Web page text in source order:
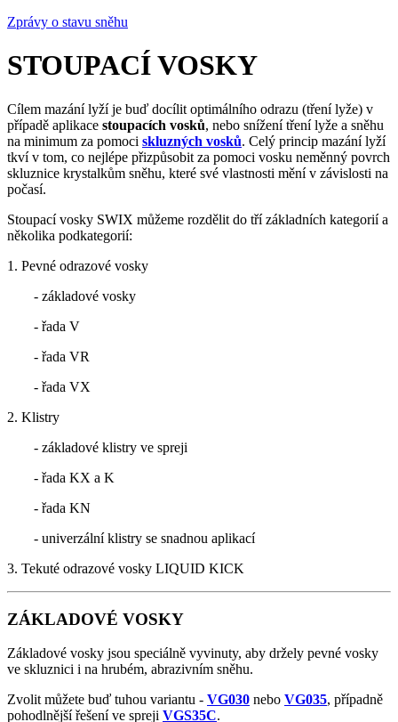
Zprávy o stavu sněhu
STOUPACÍ VOSKY
Cílem mazání lyží je buď docílit optimálního odrazu (tření lyže) v
případě aplikace stoupacích vosků, nebo snížení tření lyže a sněhu
na minimum za pomoci skluzných vosků. Celý princip mazání lyží
tkví v tom, co nejlépe přizpůsobit za pomoci vosku neměnný povrch
skluznice krystalkům sněhu, které své vlastnosti mění v závislosti na
počasí.
Stoupací vosky SWIX můžeme rozdělit do tří základních kategorií a
několika podkategorií:
1. Pevné odrazové vosky
- základové vosky
- řada V
- řada VR
- řada VX
2. Klistry
- základové klistry ve spreji
- řada KX a K
- řada KN
- univerzální klistry se snadnou aplikací
3. Tekuté odrazové vosky LIQUID KICK
ZÁKLADOVÉ VOSKY
Základové vosky jsou speciálně vyvinuty, aby držely pevné vosky
ve skluznici i na hrubém, abrazivním sněhu.
Zvolit můžete buď tuhou variantu - VG030 nebo VG035, případně
pohodlnější řešení ve spreji VGS35C.